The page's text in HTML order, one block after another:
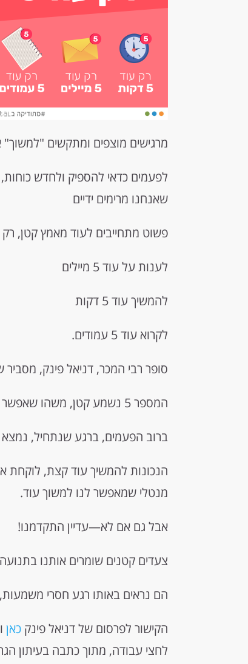
מרגישים מוצפים ומתקשים
שאנחנו מרימים ידיים
פשוט מתחייבים לעוד מאמץ קטן, רק
לענות על עוד 5 מיילים
להמשיך עוד 5 דקות
לקרוא עוד 5 עמודים.
סופר רבי המכר, דניאל פינק,
המספר 5 נשמע קטן, משהו שאפשר להכיל.
ברוב הפעמים, ברגע שנתחיל, נמצא את
הנכונות להמשיך עוד קצת, לוקחת
מנטלי שמאפשר לנו למשוך עוד.
אבל גם אם לא—עדיין התקדמנו!
צעדים קטנים שומרים אותנו
הם נראים באותו רגע חסרי
הקישור לפרסום של דניאל פינק כאן
לחצי עבודה, מתוך כתבה בעיתון